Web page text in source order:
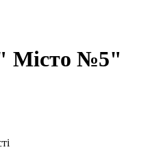
Місто №5"